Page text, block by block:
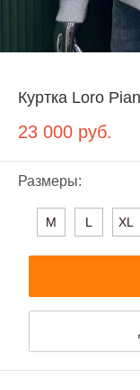
Куртка Loro
23 000 руб.
Размеры:
M L XL